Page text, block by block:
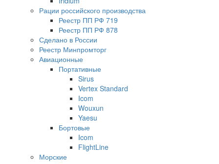
Рации российского производства
Реестр ПП РФ 719
Реестр ПП РФ 878
Сделано в России
Реестр Минпромторг
Авиационные
Портативные
Sirus
Vertex Standard
Icom
Wouxun
Yaesu
Бортовые
Icom
FlightLine
Морские